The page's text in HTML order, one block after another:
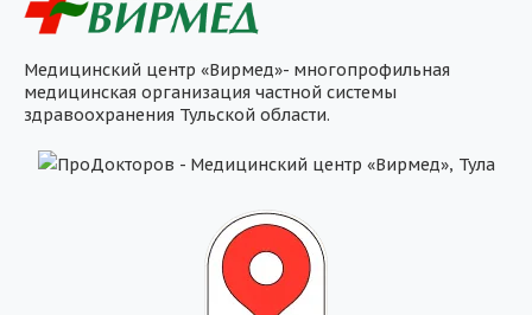
Медицинский центр «Вирмед»- многопрофильная
медицинская организация частной системы
здравоохранения Тульской области.